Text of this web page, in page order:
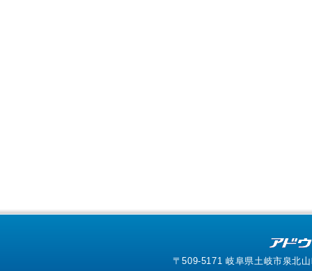
〒509-5171 岐阜県土岐市泉北